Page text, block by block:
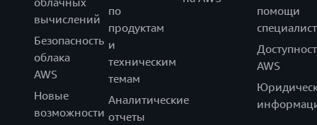
вычислений
Безопасность
облака
AWS
Новые
возможности
по
продуктам
и
техническим
темам
Аналитические
отчеты
помощи
AWS